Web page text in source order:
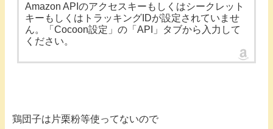
Amazon APIのアクセスキーもしくはシークレット
キーもしくはトラッキングIDが設定されていませ
ん。「Cocoon設定」の「API」タブから入力して
ください。
鶏団子は片栗粉等使ってないので